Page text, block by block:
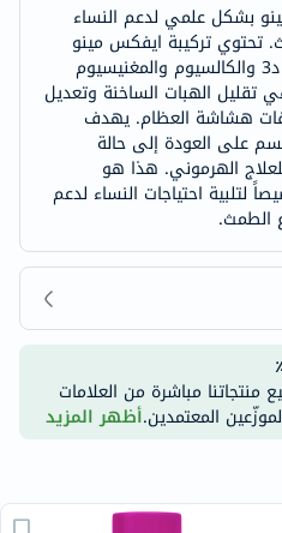
بشكل علمي لدعم النساء
تحتوي تركيبة ايفكس مينو
على البرسيم الأحمر وفيتامين د3 والكالسيوم والمغنيسيوم
الهبات الساخنة وتعديل
هشاشة العظام. يهدف
على العودة إلى حالة
الهرموني. هذا هو
لتلبية احتياجات النساء لدعم
الطمث.
منتجاتنا مباشرة من العلامات
المعتمدين.أظهر المزيد